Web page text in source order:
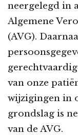
neergelegd in
Algemene
(AVG).
van onze
wijzigingen in
grondslag is
van de AVG.